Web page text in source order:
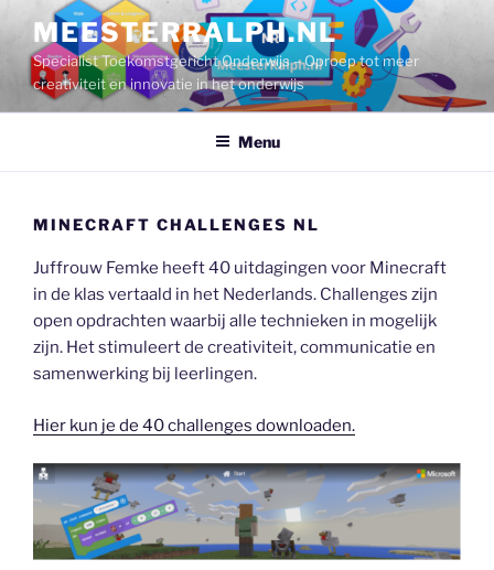
inhoud
MEESTERRALPH.NL
Specialist Toekomstgericht Onderwijs – Oproep tot meer
creativiteit en innovatie in het onderwijs
Menu
MINECRAFT CHALLENGES NL
Juffrouw Femke heeft 40 uitdagingen voor Minecraft
in de klas vertaald in het Nederlands. Challenges zijn
open opdrachten waarbij alle technieken in mogelijk
zijn. Het stimuleert de creativiteit, communicatie en
samenwerking bij leerlingen.
Hier kun je de 40 challenges downloaden.